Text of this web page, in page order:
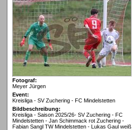
Fotograf:
Meyer Jürgen
Event:
Kreisliga - SV Zuchering - FC Mindelstetten
Bildbeschreibung:
Kreisliga - Saison 2025/26- SV Zuchering - FC
Mindelstetten - Jan Schimmack rot Zuchering -
Fabian Sangl TW Mindelstetten - Lukas Gaul weiß